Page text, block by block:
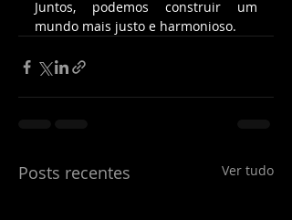
Juntos, podemos construir um
mundo mais justo e harmonioso.
Posts recentes Ver tudo